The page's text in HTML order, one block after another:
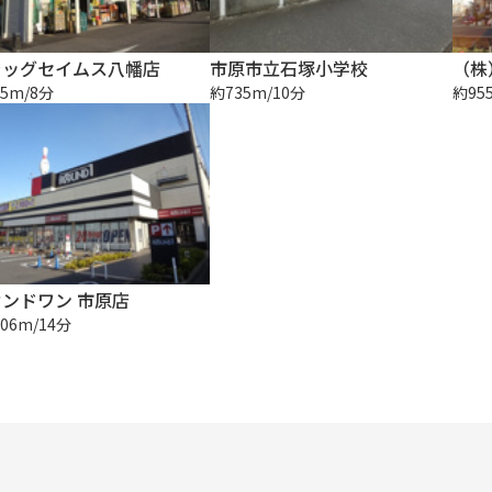
グセイムス八幡店
8分
市原市立石塚小学校
約735m/10分
（
約
ドワン 市原店
14分